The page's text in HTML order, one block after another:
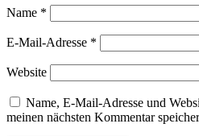
Name *
E-Mail-Adresse *
Website
Name, E-Mail-Adresse und
meinen nächsten Kommentar